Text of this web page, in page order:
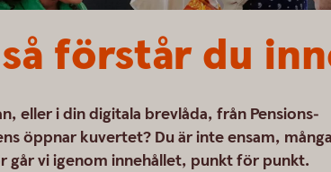
förstår du
eller i din digitala brevlåda, från Pensions­
öppnar kuvertet? Du är inte ensam, många
går vi igenom innehållet, punkt för punkt.